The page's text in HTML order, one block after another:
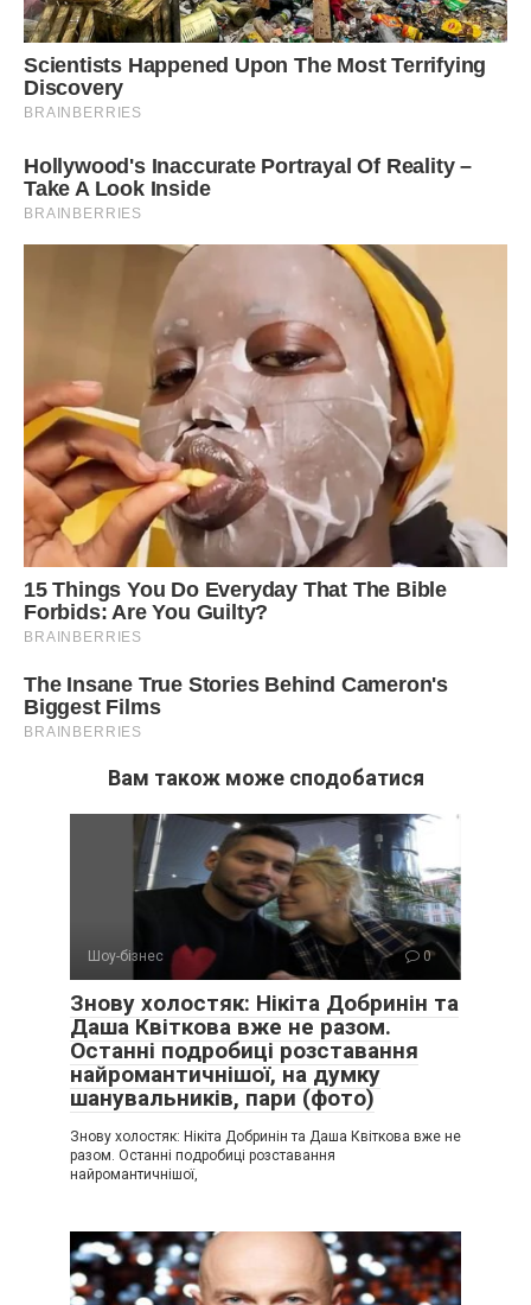
Вам також може сподобатися
Шоу-бізнес 0
Знову холостяк: Нікіта Добринін та
Даша Квіткова вже не разом.
Останні подробиці розставання
найромантичнішої, на думку
шанувальників, пари (фото)
Знову холостяк: Нікіта Добринін та Даша Квіткова вже не
разом. Останні подробиці розставання
найромантичнішої,